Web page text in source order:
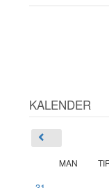
KALENDER
MAN